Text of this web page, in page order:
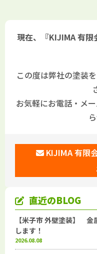
現在、『KIJIMA 有限
この度は弊社の塗装
お気軽にお電話・メ
KIJIMA 有限
直近のBLOG
【米子市 外壁塗装】 金
します！
2026.08.08